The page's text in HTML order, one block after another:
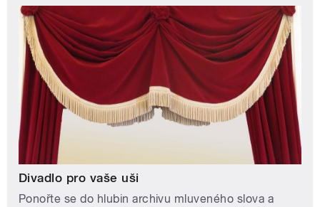
Divadlo pro vaše uši
Ponořte se do hlubin archivu mluveného slova a